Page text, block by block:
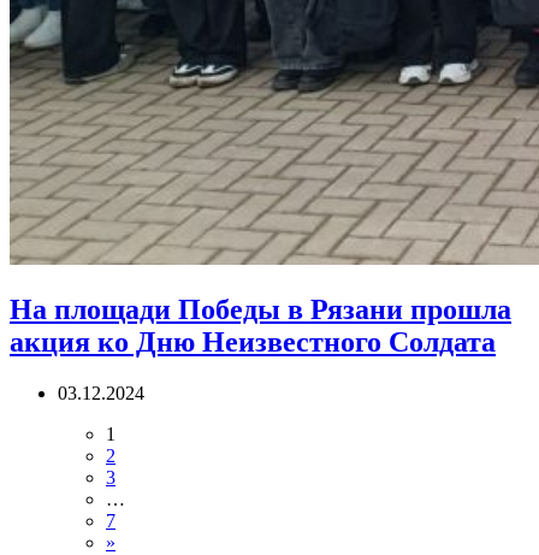
На площади Победы в Рязани прошла
акция ко Дню Неизвестного Солдата
03.12.2024
1
2
3
…
7
»